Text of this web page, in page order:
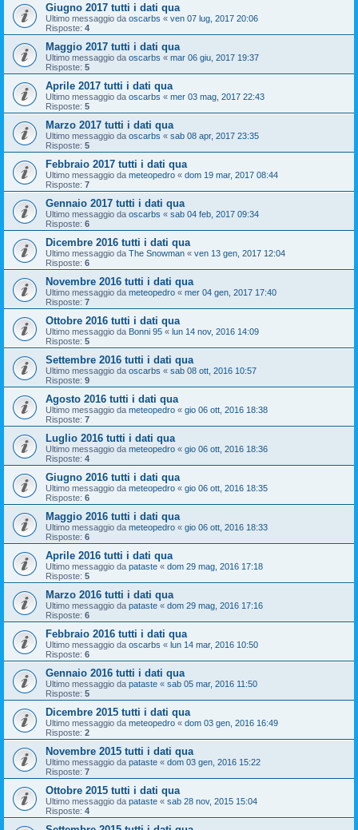
Giugno 2017 tutti i dati qua
Ultimo messaggio da oscarbs « ven 07 lug, 2017 20:06
Risposte: 4
Maggio 2017 tutti i dati qua
Ultimo messaggio da oscarbs « mar 06 giu, 2017 19:37
Risposte: 5
Aprile 2017 tutti i dati qua
Ultimo messaggio da oscarbs « mer 03 mag, 2017 22:43
Risposte: 5
Marzo 2017 tutti i dati qua
Ultimo messaggio da oscarbs « sab 08 apr, 2017 23:35
Risposte: 5
Febbraio 2017 tutti i dati qua
Ultimo messaggio da meteopedro « dom 19 mar, 2017 08:44
Risposte: 7
Gennaio 2017 tutti i dati qua
Ultimo messaggio da oscarbs « sab 04 feb, 2017 09:34
Risposte: 6
Dicembre 2016 tutti i dati qua
Ultimo messaggio da The Snowman « ven 13 gen, 2017 12:04
Risposte: 6
Novembre 2016 tutti i dati qua
Ultimo messaggio da meteopedro « mer 04 gen, 2017 17:40
Risposte: 7
Ottobre 2016 tutti i dati qua
Ultimo messaggio da Bonni 95 « lun 14 nov, 2016 14:09
Risposte: 5
Settembre 2016 tutti i dati qua
Ultimo messaggio da oscarbs « sab 08 ott, 2016 10:57
Risposte: 9
Agosto 2016 tutti i dati qua
Ultimo messaggio da meteopedro « gio 06 ott, 2016 18:38
Risposte: 7
Luglio 2016 tutti i dati qua
Ultimo messaggio da meteopedro « gio 06 ott, 2016 18:36
Risposte: 4
Giugno 2016 tutti i dati qua
Ultimo messaggio da meteopedro « gio 06 ott, 2016 18:35
Risposte: 6
Maggio 2016 tutti i dati qua
Ultimo messaggio da meteopedro « gio 06 ott, 2016 18:33
Risposte: 6
Aprile 2016 tutti i dati qua
Ultimo messaggio da pataste « dom 29 mag, 2016 17:18
Risposte: 5
Marzo 2016 tutti i dati qua
Ultimo messaggio da pataste « dom 29 mag, 2016 17:16
Risposte: 6
Febbraio 2016 tutti i dati qua
Ultimo messaggio da oscarbs « lun 14 mar, 2016 10:50
Risposte: 6
Gennaio 2016 tutti i dati qua
Ultimo messaggio da pataste « sab 05 mar, 2016 11:50
Risposte: 5
Dicembre 2015 tutti i dati qua
Ultimo messaggio da meteopedro « dom 03 gen, 2016 16:49
Risposte: 2
Novembre 2015 tutti i dati qua
Ultimo messaggio da pataste « dom 03 gen, 2016 15:22
Risposte: 7
Ottobre 2015 tutti i dati qua
Ultimo messaggio da pataste « sab 28 nov, 2015 15:04
Risposte: 4